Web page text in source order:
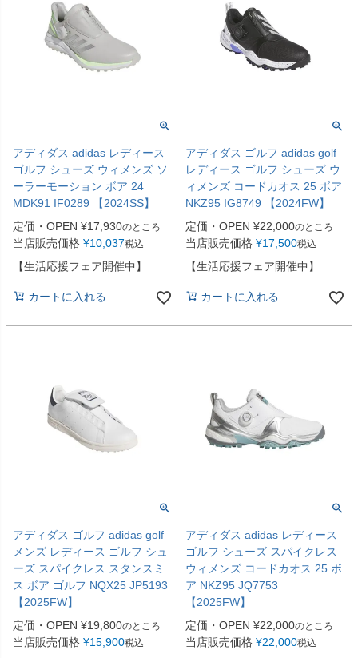
アディダス adidas レディース
ゴルフ シューズ ウィメンズ ソ
ーラーモーション ボア 24
MDK91 IF0289 【2024SS】
定価・OPEN ¥17,930のところ
当店販売価格 ¥10,037税込
【生活応援フェア開催中】
カートに入れる
アディダス ゴルフ adidas golf
レディース ゴルフ シューズ ウ
ィメンズ コードカオス 25 ボア
NKZ95 IG8749 【2024FW】
定価・OPEN ¥22,000のところ
当店販売価格 ¥17,500税込
【生活応援フェア開催中】
カートに入れる
アディダス ゴルフ adidas golf
メンズ レディース ゴルフ シュ
ーズ スパイクレス スタンスミ
ス ボア ゴルフ NQX25 JP5193
【2025FW】
定価・OPEN ¥19,800のところ
当店販売価格 ¥15,900税込
アディダス adidas レディース
ゴルフ シューズ スパイクレス
ウィメンズ コードカオス 25 ボ
ア NKZ95 JQ7753
【2025FW】
定価・OPEN ¥22,000のところ
当店販売価格 ¥22,000税込